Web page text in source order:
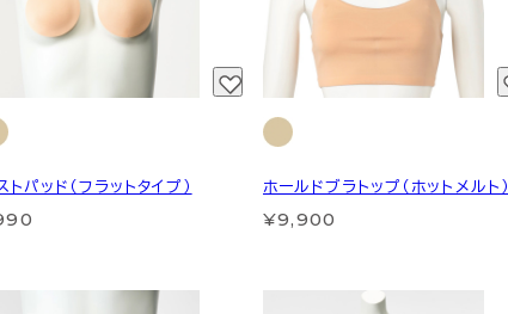
トパッド（フラットタイプ） ホールドブラトップ（ホットメルト）
¥9,900